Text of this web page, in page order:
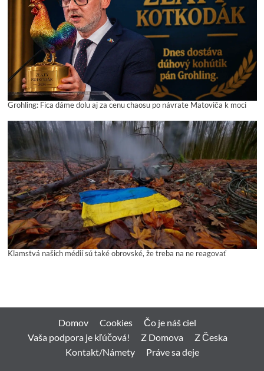
Grohling: Fica dáme dolu aj za cenu chaosu po návrate Matoviča k moci
Klamstvá našich médií sú také obrovské, že treba na ne reagovať
Domov Cookies
Čo je náš ciel
Vaša podpora je kľúčová!
Z Domova
Z Česka
Kontakt/Námety
Práve sa deje